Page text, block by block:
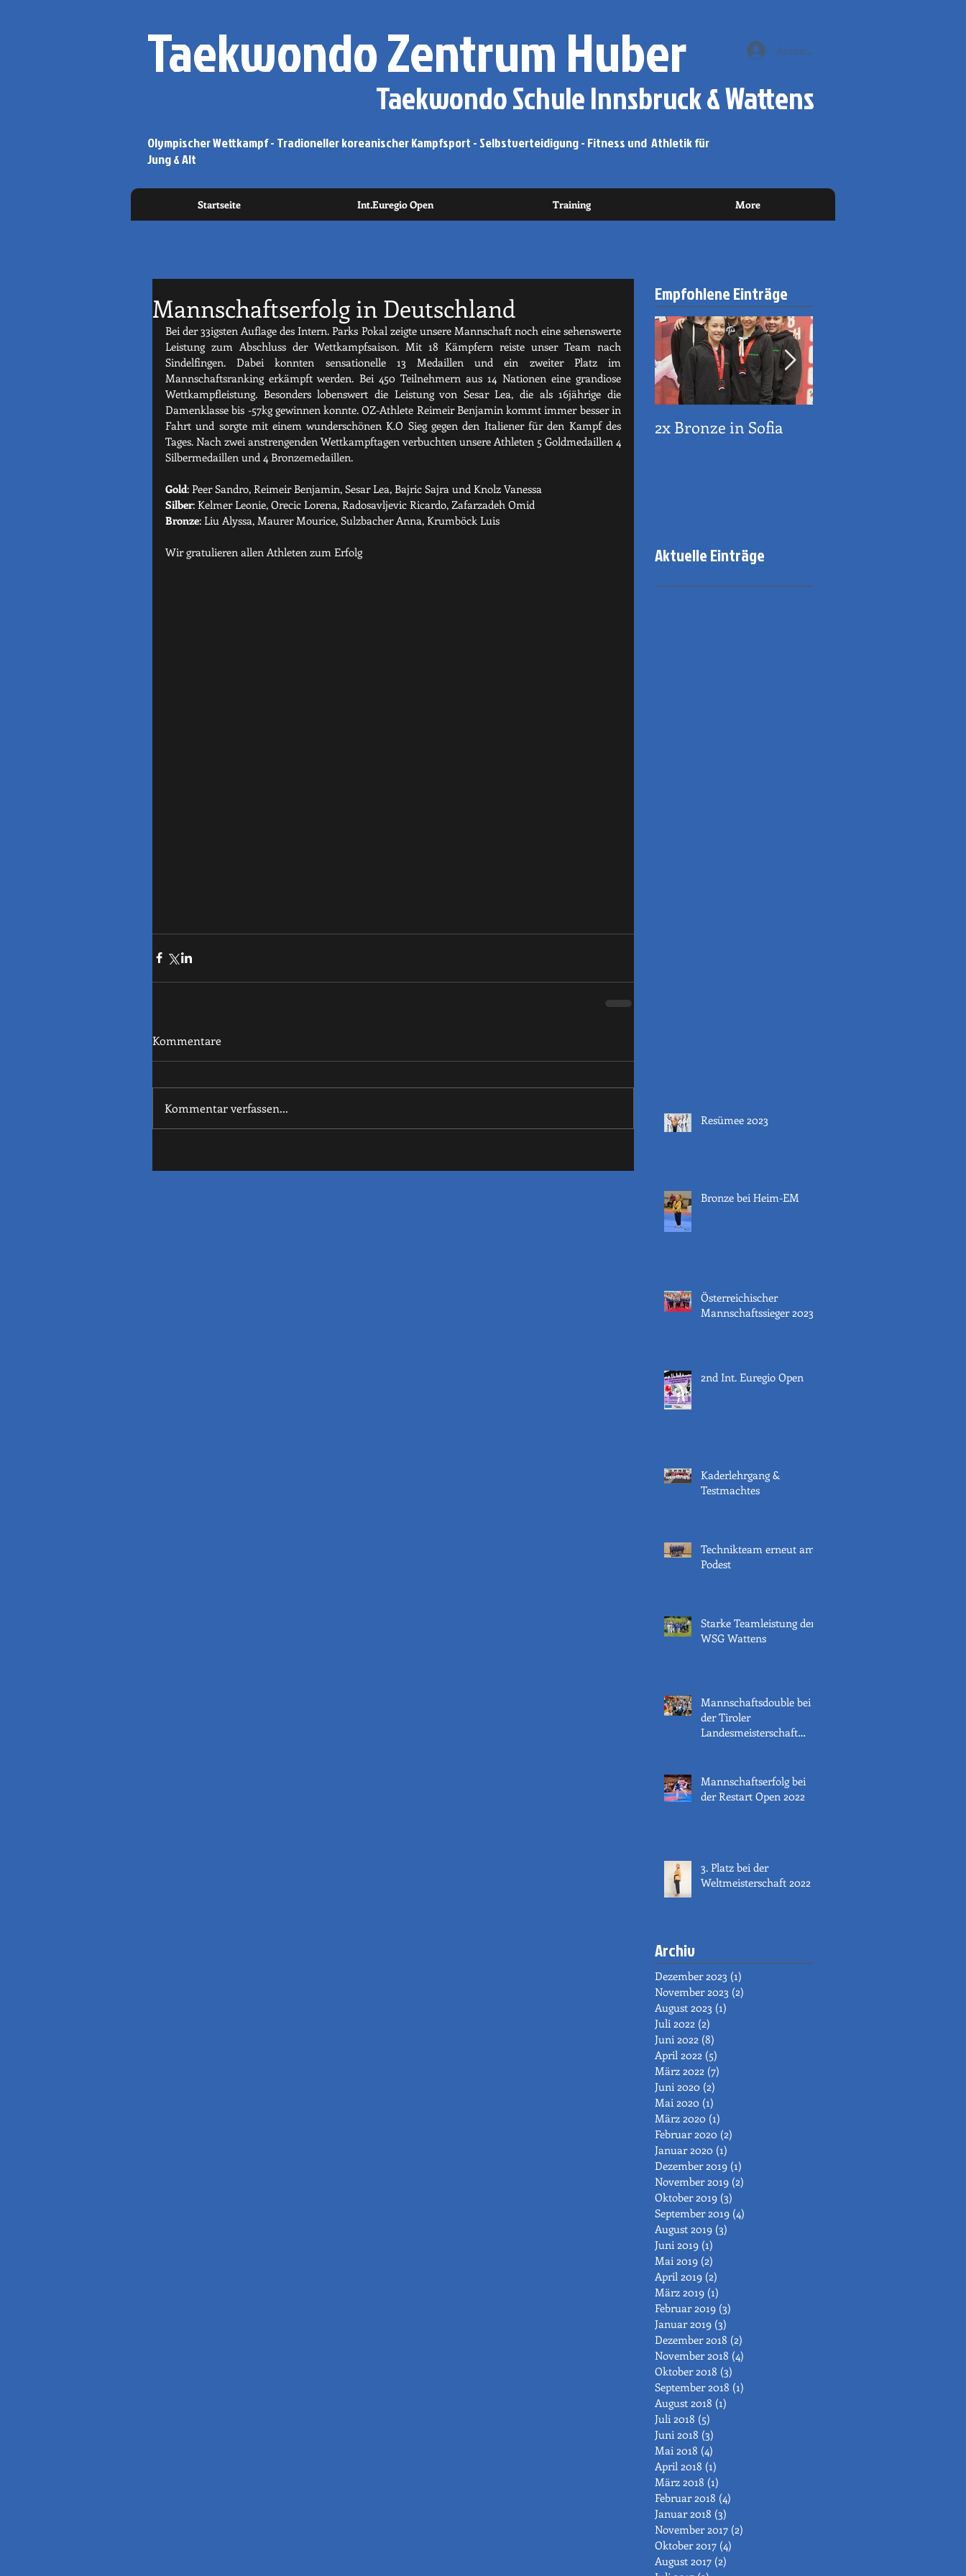
Taekwondo Zentrum Huber
Taekwondo Schule Innsbruck & Wattens
Anmelden
Olympischer Wettkampf - Tradioneller koreanischer Kampfsport - Selbstverteidigung - Fitness und Athletik für
Jung & Alt
Startseite Int.Euregio Open Training More
Mannschaftserfolg in Deutschland
Bei der 33igsten Auflage des Intern. Parks Pokal zeigte unsere Mannschaft noch eine sehenswerte
Leistung zum Abschluss der Wettkampfsaison. Mit 18 Kämpfern reiste unser Team nach
Sindelfingen. Dabei konnten sensationelle 13 Medaillen und ein zweiter Platz im
Mannschaftsranking erkämpft werden. Bei 450 Teilnehmern aus 14 Nationen eine grandiose
Wettkampfleistung. Besonders lobenswert die Leistung von Sesar Lea, die als 16jährige die
Damenklasse bis -57kg gewinnen konnte. OZ-Athlete Reimeir Benjamin kommt immer besser in
Fahrt und sorgte mit einem wunderschönen K.O Sieg gegen den Italiener für den Kampf des
Tages. Nach zwei anstrengenden Wettkampftagen verbuchten unsere Athleten 5 Goldmedaillen 4
Silbermedaillen und 4 Bronzemedaillen.
Gold: Peer Sandro, Reimeir Benjamin, Sesar Lea, Bajric Sajra und Knolz Vanessa
Silber: Kelmer Leonie, Orecic Lorena, Radosavljevic Ricardo, Zafarzadeh Omid
Bronze: Liu Alyssa, Maurer Mourice, Sulzbacher Anna, Krumböck Luis
Wir gratulieren allen Athleten zum Erfolg
Kommentare
Kommentar verfassen...
Empfohlene Einträge
2x Bronze in Sofia
Aktuelle Einträge
Resümee 2023
Bronze bei Heim-EM
Österreichischer
Mannschaftssieger 2023
2nd Int. Euregio Open
Kaderlehrgang &
Testmachtes
Technikteam erneut am
Podest
Starke Teamleistung der
WSG Wattens
Mannschaftsdouble bei
der Tiroler
Landesmeisterschaft
Mannschaftserfolg bei
der Restart Open 2022
3. Platz bei der
Weltmeisterschaft 2022
Archiv
Dezember 2023 (1)
November 2023 (2)
August 2023 (1)
Juli 2022 (2)
Juni 2022 (8)
April 2022 (5)
März 2022 (7)
Juni 2020 (2)
Mai 2020 (1)
März 2020 (1)
Februar 2020 (2)
Januar 2020 (1)
Dezember 2019 (1)
November 2019 (2)
Oktober 2019 (3)
September 2019 (4)
August 2019 (3)
Juni 2019 (1)
Mai 2019 (2)
April 2019 (2)
März 2019 (1)
Februar 2019 (3)
Januar 2019 (3)
Dezember 2018 (2)
November 2018 (4)
Oktober 2018 (3)
September 2018 (1)
August 2018 (1)
Juli 2018 (5)
Juni 2018 (3)
Mai 2018 (4)
April 2018 (1)
März 2018 (1)
Februar 2018 (4)
Januar 2018 (3)
November 2017 (2)
Oktober 2017 (4)
August 2017 (2)